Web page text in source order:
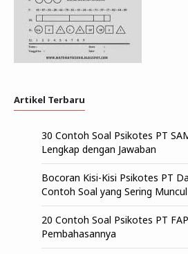
Artikel Terbaru
30 Contoh Soal Psikotes PT
Lengkap dengan Jawaban
Bocoran Kisi-Kisi Psikotes PT
Contoh Soal yang Sering Muncul
20 Contoh Soal Psikotes PT
Pembahasannya